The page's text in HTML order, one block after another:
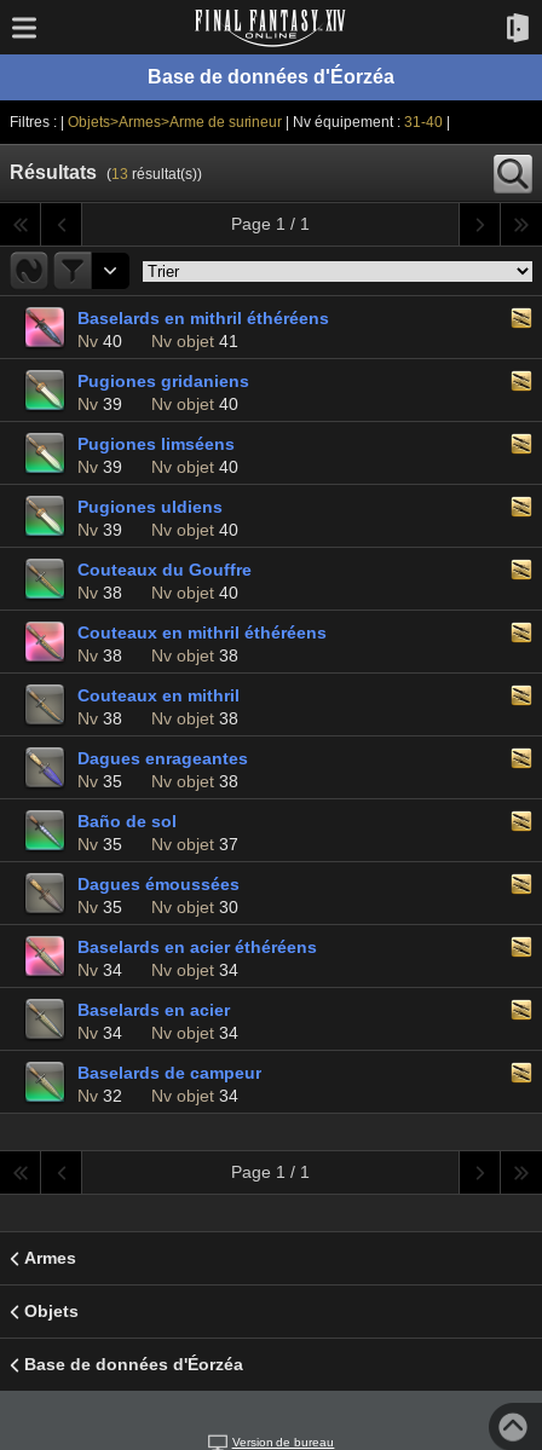
Base de données d'Éorzéa
Filtres : | Objets>Armes>Arme de surineur | Nv équipement :31-40
Résultats (13 résultat(s))
Page 1 / 1
Baselards en mithril éthéréens
Nv 40 Nv objet 41
Pugiones gridaniens
Nv 39 Nv objet 40
Pugiones limséens
Nv 39 Nv objet 40
Pugiones uldiens
Nv 39 Nv objet 40
Couteaux du Gouffre
Nv 38 Nv objet 40
Couteaux en mithril éthéréens
Nv 38 Nv objet 38
Couteaux en mithril
Nv 38 Nv objet 38
Dagues enrageantes
Nv 35 Nv objet 38
Baño de sol
Nv 35 Nv objet 37
Dagues émoussées
Nv 35 Nv objet 30
Baselards en acier éthéréens
Nv 34 Nv objet 34
Baselards en acier
Nv 34 Nv objet 34
Baselards de campeur
Nv 32 Nv objet 34
Page 1 / 1
Armes
Objets
Base de données d'Éorzéa
Version de bureau